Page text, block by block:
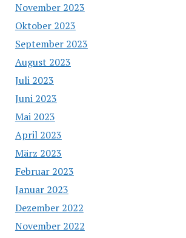
November 2023
Oktober 2023
September 2023
August 2023
Juli 2023
Juni 2023
Mai 2023
April 2023
März 2023
Februar 2023
Januar 2023
Dezember 2022
November 2022